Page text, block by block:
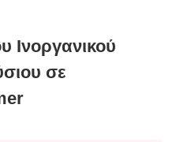
Ινοργανικού
σε